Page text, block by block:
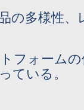
の多様性
フォーム
ている。